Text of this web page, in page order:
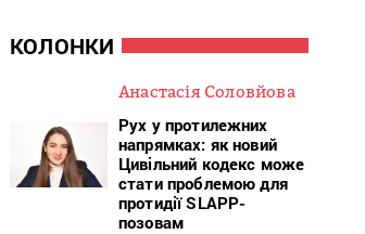
КОЛОНКИ
Анастасія Соловйова
Рух у протилежних
напрямках: як новий
Цивільний кодекс може
стати проблемою для
протидії SLAPP-
позовам